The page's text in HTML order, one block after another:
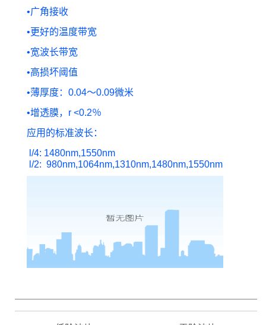
•广角接收
•更好的温度带宽
•宽波长带宽
•高损坏阈值
•薄厚度：0.04〜0.09微米
•增透膜，r <0.2％
应用的标准波长：
l/4: 1480nm,1550nm
l/2: 980nm,1064nm,1310nm,1480nm,1550nm